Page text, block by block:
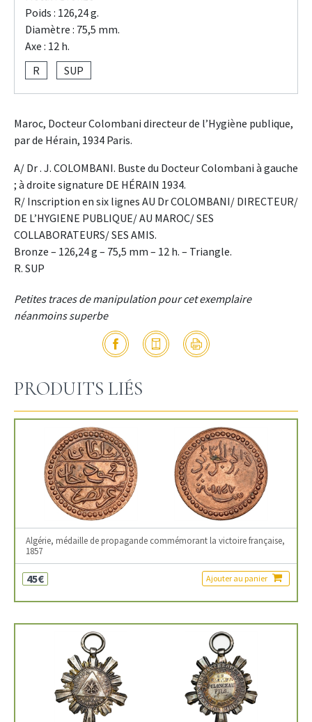
Poids : 126,24 g.
Diamètre : 75,5 mm.
Axe : 12 h.
R
SUP
Maroc, Docteur Colombani directeur de l’Hygiène publique,
par de Hérain, 1934 Paris.
A/ Dr . J. COLOMBANI. Buste du Docteur Colombani à gauche
; à droite signature DE HÉRAIN 1934.
R/ Inscription en six lignes AU Dr COLOMBANI/ DIRECTEUR/
DE L’HYGIENE PUBLIQUE/ AU MAROC/ SES
COLLABORATEURS/ SES AMIS.
Bronze – 126,24 g – 75,5 mm – 12 h. – Triangle.
R. SUP
Petites traces de manipulation pour cet exemplaire
néanmoins superbe
PRODUITS LIÉS
Algérie, médaille de propagande commémorant la victoire française,
1857
45€ Ajouter au panier